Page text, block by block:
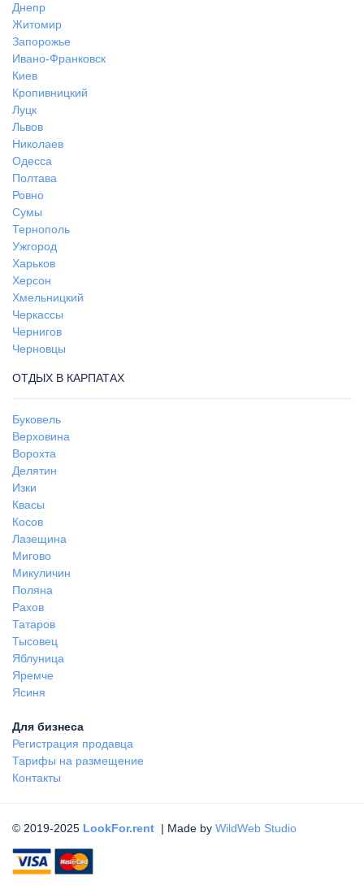
Днепр
Житомир
Запорожье
Ивано-Франковск
Киев
Кропивницкий
Луцк
Львов
Николаев
Одесса
Полтава
Ровно
Сумы
Тернополь
Ужгород
Харьков
Херсон
Хмельницкий
Черкассы
Чернигов
Черновцы
ОТДЫХ В КАРПАТАХ
Буковель
Верховина
Ворохта
Делятин
Изки
Квасы
Косов
Лазещина
Мигово
Микуличин
Поляна
Рахов
Татаров
Тысовец
Яблуница
Яремче
Ясиня
Для бизнеса
Регистрация продавца
Тарифы на размещение
Контакты
© 2019-2025 LookFor.rent | Made by WildWeb Studio